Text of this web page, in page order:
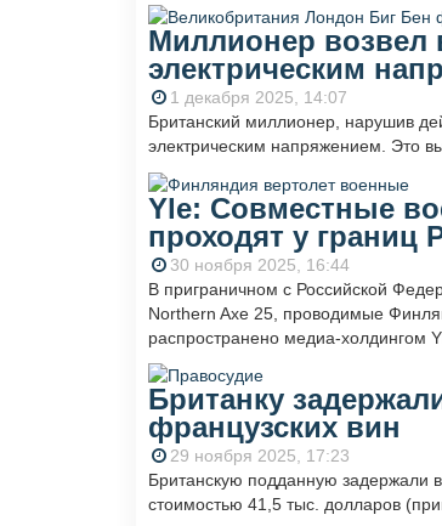
Миллионер возвел
электрическим
1 декабря 2025, 14:07
Британский миллионер, нарушив
электрическим напряжением. Это
Yle: Совместные
проходят у границ
30 ноября 2025, 16:44
В приграничном с Российской
Northern Axe 25, проводимые
распространено медиа-холдингом
Британку
французских вин
29 ноября 2025, 17:23
Британскую подданную задержали
стоимостью 41,5 тыс. долларов